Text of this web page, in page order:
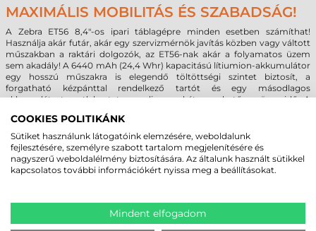
MAXIMÁLIS MOBILITÁS ÉS SZABADSÁG!
A Zebra ET56 8,4"-os ipari táblagépre minden esetben számíthat!
Használja akár futár, akár egy szervizmérnök javítás közben vagy váltott
műszakban a raktári dolgozók, az ET56-nak akár a folyamatos üzem
sem akadály! A 6440 mAh (24,4 Whr) kapacitású lítiumion-akkumulátor
egy hosszú műszakra is elegendő töltöttségi szintet biztosít, a
forgatható kézpánttal rendelkező tartót és egy másodlagos
akkumulátort csatlakoztatva pedig megkétszerezhető az üzemidő. A
második akkumulátort ráadásul működés közben is ki lehet cserélni, így
megszakítás és várakozási idő nélkül tudja segíteni felhasználója
munkáját.
A Zebra ET56 8,4"-os változatával nem szükséges kompromisszumot
kötnie! Járjon a használója bárhol a világban, a változatos hálózati
kapcsolatokról nem kell lemondania és a geolokáció (GPS, Galileo,
Glonass) sem jelenthet problémát!
készülékeket (pl. nyomtatókat), valamint NFC címkék is
felprogramozhatóvá válnak (ISO 18092, ISO 14443, FeliCa, ISO 15693,
stb.). WPAN kapcsolatot a készülékbe szerelt Bluetooth-szal (Android:
COOKIES POLITIKÁNK
Sütiket használunk látogatóink elemzésére, weboldalunk
fejlesztésére, személyre szabott tartalom megjelenítésére és
nagyszerű weboldalélmény biztosítására. Az általunk használt sütikkel
kapcsolatos további információkért nyissa meg a beállításokat.
Mindent elfogadom